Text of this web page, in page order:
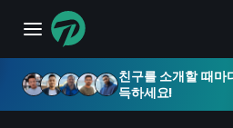
친구를 소개할 때마
득하세요!